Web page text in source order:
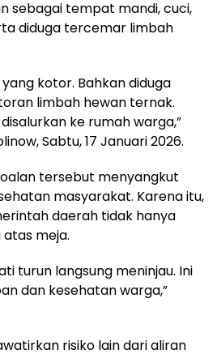
sebagai tempat mandi, cuci,
diduga tercemar limbah
kotor. Bahkan diduga
limbah hewan ternak.
ke rumah warga,”
Sabtu, 17 Januari 2026.
tersebut menyangkut
masyarakat. Karena itu,
daerah tidak hanya
meja.
turun langsung meninjau. Ini
dan kesehatan warga,”
risiko lain dari aliran